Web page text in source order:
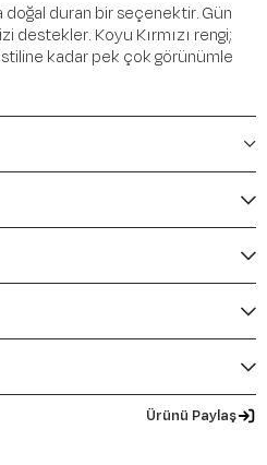
doğal duran bir seçenektir. Gün
Koyu Kırmızı rengi;
kadar pek çok görünümle
Ürünü Paylaş